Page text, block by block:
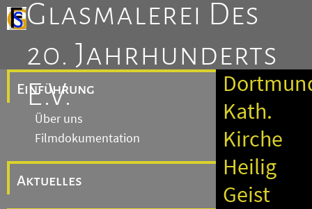
Glasmalerei Des
20. Jahrhunderts
E.V.
Einführung
Über uns
Filmdokumentation
Aktuelles
Kath.
Kirche
Heilig
Geist